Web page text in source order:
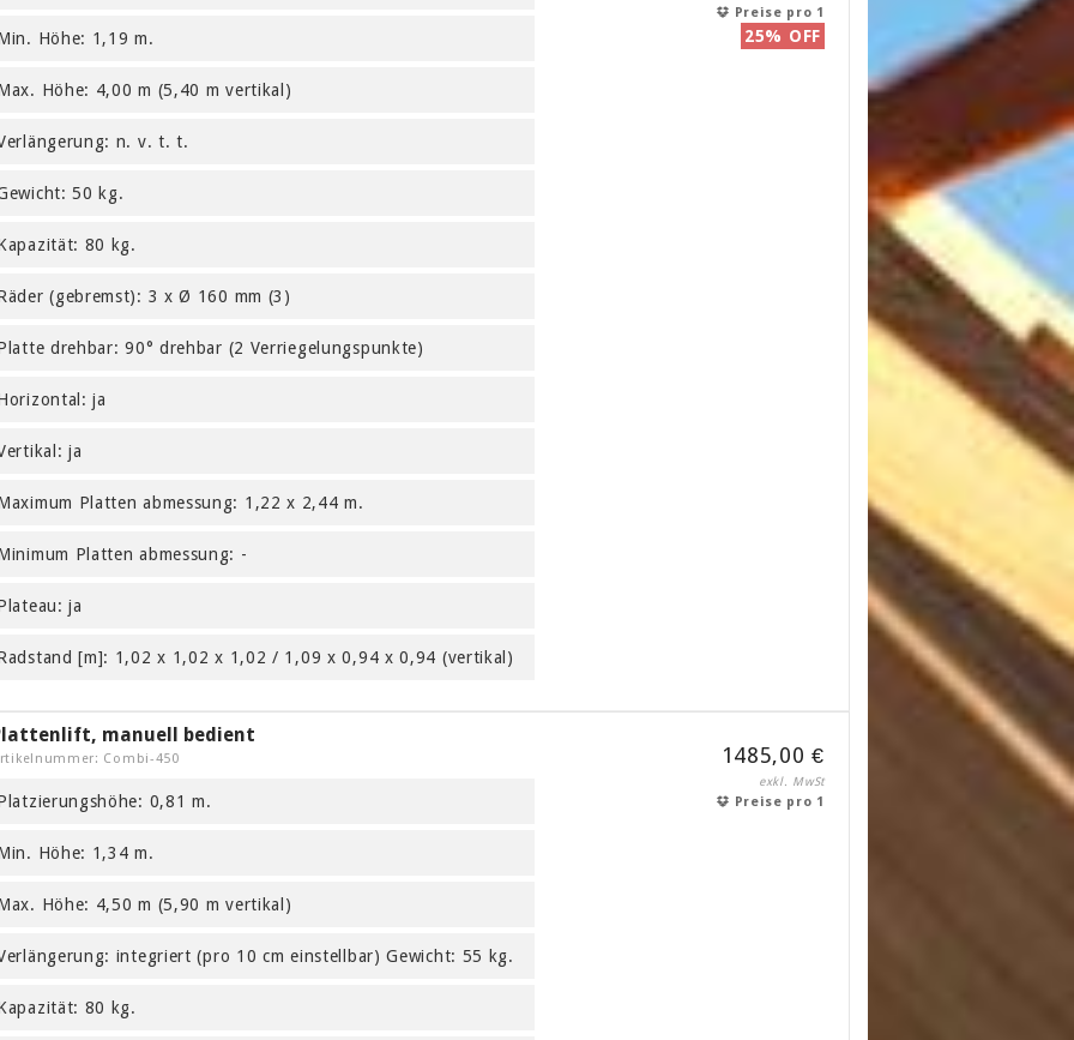
Höhe: 1,19 m.
Höhe: 4,00 m (5,40 m vertikal)
n. v. t. t.
50 kg.
80 kg.
(gebremst): 3 x Ø 160 mm (3)
drehbar: 90° drehbar (2 Verriegelungspunkte)
ja
ja
Platten abmessung: 1,22 x 2,44 m.
Platten abmessung: -
ja
[m]: 1,02 x 1,02 x 1,02 / 1,09 x 0,94 x 0,94 (vertikal)
Preise pro 1
25% OFF
manuell bedient
Combi-450
0,81 m.
Höhe: 1,34 m.
Höhe: 4,50 m (5,90 m vertikal)
integriert (pro 10 cm einstellbar) Gewicht: 55 kg.
80 kg.
1485,00 €
exkl. MwSt
Preise pro 1